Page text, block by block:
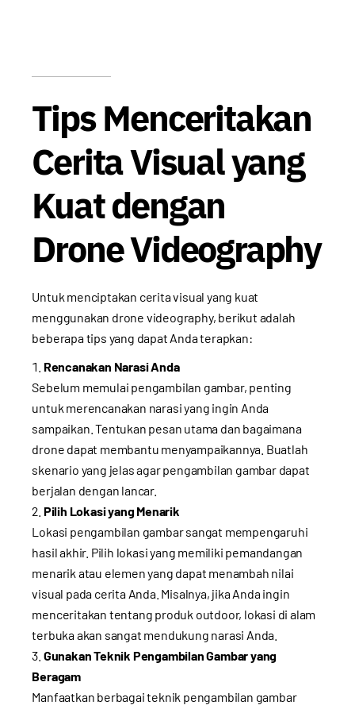
Tips Menceritakan
Cerita Visual yang
Kuat dengan
Drone Videography
Untuk menciptakan cerita visual yang kuat
menggunakan drone videography, berikut adalah
beberapa tips yang dapat Anda terapkan:
Rencanakan Narasi Anda
Sebelum memulai pengambilan gambar, penting
untuk merencanakan narasi yang ingin Anda
sampaikan. Tentukan pesan utama dan bagaimana
drone dapat membantu menyampaikannya. Buatlah
skenario yang jelas agar pengambilan gambar dapat
berjalan dengan lancar.
Pilih Lokasi yang Menarik
Lokasi pengambilan gambar sangat mempengaruhi
hasil akhir. Pilih lokasi yang memiliki pemandangan
menarik atau elemen yang dapat menambah nilai
visual pada cerita Anda. Misalnya, jika Anda ingin
menceritakan tentang produk outdoor, lokasi di alam
terbuka akan sangat mendukung narasi Anda.
Gunakan Teknik Pengambilan Gambar yang
Beragam
Manfaatkan berbagai teknik pengambilan gambar